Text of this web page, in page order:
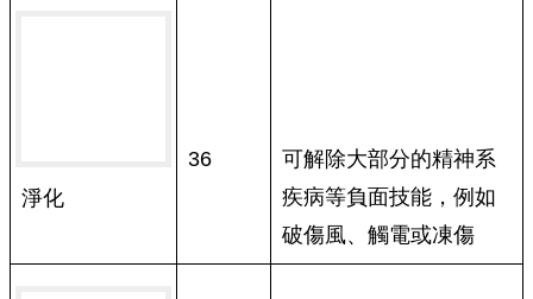
淨化
36
可解除大部分的精神系
疾病等負面技能，例如
破傷風、觸電或凍傷